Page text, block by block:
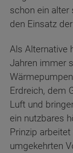
schon ein alter
den Einsatz
Als Alternative
Jahren immer
Erdreich, dem
Luft und
ein nutzbares
Prinzip
umgekehrten